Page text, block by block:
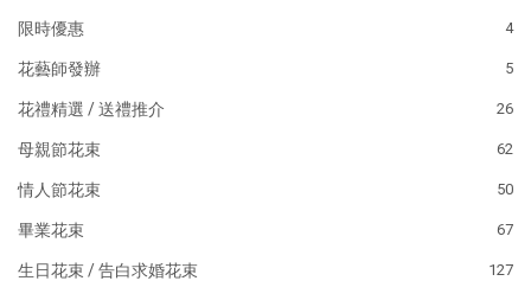
限時優惠 4
花藝師發辦 5
花禮精選 / 送禮推介 26
母親節花束 62
情人節花束 50
畢業花束 67
生日花束 / 告白求婚花束 127